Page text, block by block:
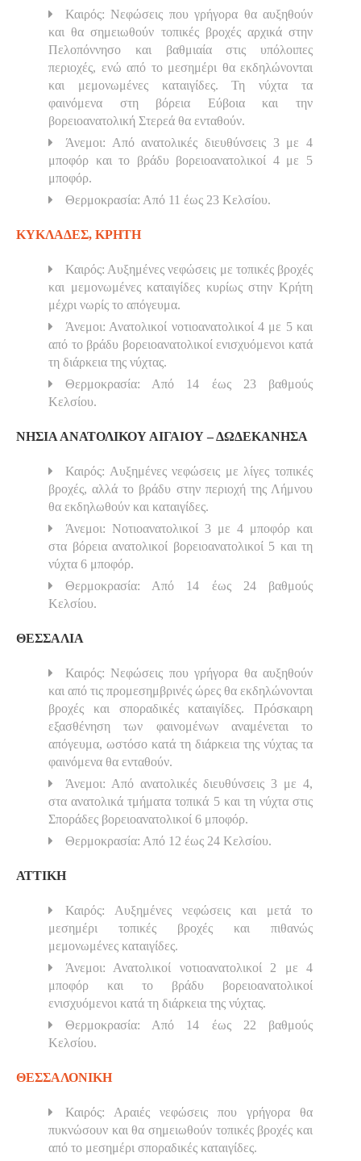
Καιρός: Νεφώσεις που γρήγορα θα αυξηθούν
και θα σημειωθούν τοπικές βροχές αρχικά στην
Πελοπόννησο και βαθμιαία στις υπόλοιπες
περιοχές, ενώ από το μεσημέρι θα εκδηλώνονται
και μεμονωμένες καταιγίδες. Τη νύχτα τα
φαινόμενα στη βόρεια Εύβοια και την
βορειοανατολική Στερεά θα ενταθούν.
Άνεμοι: Από ανατολικές διευθύνσεις 3 με 4
μποφόρ και το βράδυ βορειοανατολικοί 4 με 5
μποφόρ.
Θερμοκρασία: Από 11 έως 23 Κελσίου.
ΚΥΚΛΑΔΕΣ, ΚΡΗΤΗ
Καιρός: Αυξημένες νεφώσεις με τοπικές βροχές
και μεμονωμένες καταιγίδες κυρίως στην Κρήτη
μέχρι νωρίς το απόγευμα.
Άνεμοι: Ανατολικοί νοτιοανατολικοί 4 με 5 και
από το βράδυ βορειοανατολικοί ενισχυόμενοι κατά
τη διάρκεια της νύχτας.
Θερμοκρασία: Από 14 έως 23 βαθμούς
Κελσίου.
ΝΗΣΙΑ ΑΝΑΤΟΛΙΚΟΥ ΑΙΓΑΙΟΥ – ΔΩΔΕΚΑΝΗΣΑ
Καιρός: Αυξημένες νεφώσεις με λίγες τοπικές
βροχές, αλλά το βράδυ στην περιοχή της Λήμνου
θα εκδηλωθούν και καταιγίδες.
Άνεμοι: Νοτιοανατολικοί 3 με 4 μποφόρ και
στα βόρεια ανατολικοί βορειοανατολικοί 5 και τη
νύχτα 6 μποφόρ.
Θερμοκρασία: Από 14 έως 24 βαθμούς
Κελσίου.
ΘΕΣΣΑΛΙΑ
Καιρός: Νεφώσεις που γρήγορα θα αυξηθούν
και από τις προμεσημβρινές ώρες θα εκδηλώνονται
βροχές και σποραδικές καταιγίδες. Πρόσκαιρη
εξασθένηση των φαινομένων αναμένεται το
απόγευμα, ωστόσο κατά τη διάρκεια της νύχτας τα
φαινόμενα θα ενταθούν.
Άνεμοι: Από ανατολικές διευθύνσεις 3 με 4,
στα ανατολικά τμήματα τοπικά 5 και τη νύχτα στις
Σποράδες βορειοανατολικοί 6 μποφόρ.
Θερμοκρασία: Από 12 έως 24 Κελσίου.
ΑΤΤΙΚΗ
Καιρός: Αυξημένες νεφώσεις και μετά το
μεσημέρι τοπικές βροχές και πιθανώς
μεμονωμένες καταιγίδες.
Άνεμοι: Ανατολικοί νοτιοανατολικοί 2 με 4
μποφόρ και το βράδυ βορειοανατολικοί
ενισχυόμενοι κατά τη διάρκεια της νύχτας.
Θερμοκρασία: Από 14 έως 22 βαθμούς
Κελσίου.
ΘΕΣΣΑΛΟΝΙΚΗ
Καιρός: Αραιές νεφώσεις που γρήγορα θα
πυκνώσουν και θα σημειωθούν τοπικές βροχές και
από το μεσημέρι σποραδικές καταιγίδες.